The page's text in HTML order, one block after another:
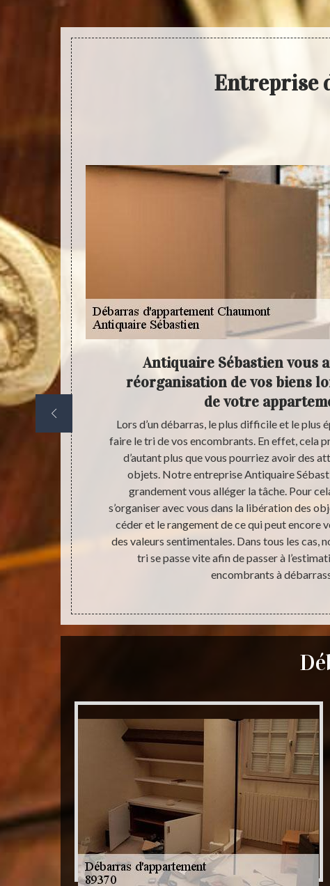
Entreprise
vous
Le
C’est
grenier de
Antiquaire Sébastien vous
réorganisation de vos biens
de votre
Lors d’un débarras, le plus difficile et le plus
faire le tri de vos encombrants. En effet, cela
d’autant plus que vous pourriez avoir des
objets. Notre entreprise Antiquaire
grandement vous alléger la tâche. Pour
s’organiser avec vous dans la libération des
céder et le rangement de ce qui peut encore
des valeurs sentimentales. Dans tous les cas,
tri se passe vite afin de passer à
encombrants à